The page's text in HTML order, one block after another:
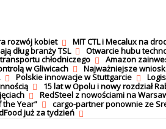
rozwój kobiet MIT CTL i Mecalux na
dług branży TSL
Otwarcie hubu
chłodniczego
Amazon
w Gliwicach Najważniejsze
Polskie innowacje w Stuttgarcie
15 lat w Opolu i nowy rozdział
RedSteel z nowościami na
Year”
cargo-partner ponownie ze
już za tydzień